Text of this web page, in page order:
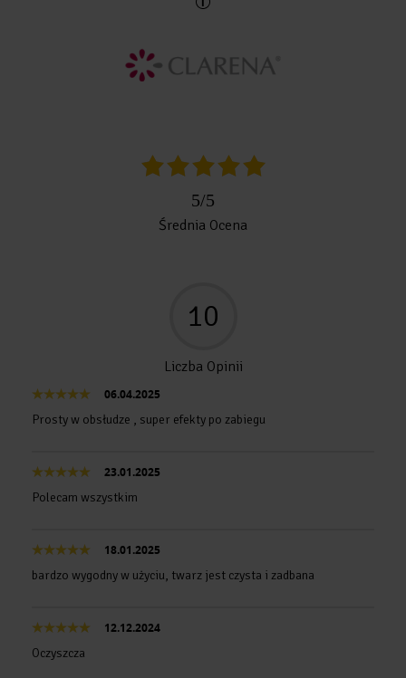
5/5
Średnia Ocena
10
Liczba Opinii
06.04.2025
Prosty w obsłudze , super efekty po zabiegu
23.01.2025
Polecam wszystkim
18.01.2025
bardzo wygodny w użyciu, twarz jest czysta i zadbana
12.12.2024
Oczyszcza